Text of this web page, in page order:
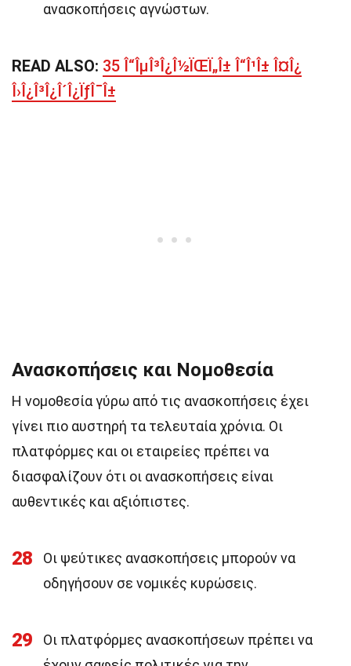
ανασκοπήσεις αγνώστων.
READ ALSO: 35 Î“ÎµÎ³Î¿Î½ÏŒÏ„Î± Î“Î¹Î± Î¤Î¿
Î›Î¿Î³Î¿Î´Î¿ÏƒÎ¯Î±
Ανασκοπήσεις και Νομοθεσία
Η νομοθεσία γύρω από τις ανασκοπήσεις έχει
γίνει πιο αυστηρή τα τελευταία χρόνια. Οι
πλατφόρμες και οι εταιρείες πρέπει να
διασφαλίζουν ότι οι ανασκοπήσεις είναι
αυθεντικές και αξιόπιστες.
28
Οι ψεύτικες ανασκοπήσεις μπορούν να
οδηγήσουν σε νομικές κυρώσεις.
29
Οι πλατφόρμες ανασκοπήσεων πρέπει να